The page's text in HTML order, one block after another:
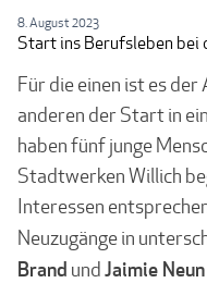
8. August 2023
Start ins Berufsleben bei
Für die einen ist es
anderen der Start in
haben fünf junge
Stadtwerken Willich
Interessen
Neuzugänge in
Brand undJaimie Neun